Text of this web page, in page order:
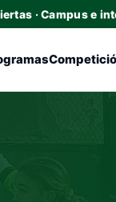
· Campus e